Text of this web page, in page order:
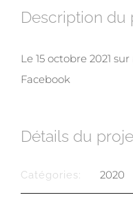
Description du
Le 15 octobre 2021
Facebook
Détails du
Catégories: 2020